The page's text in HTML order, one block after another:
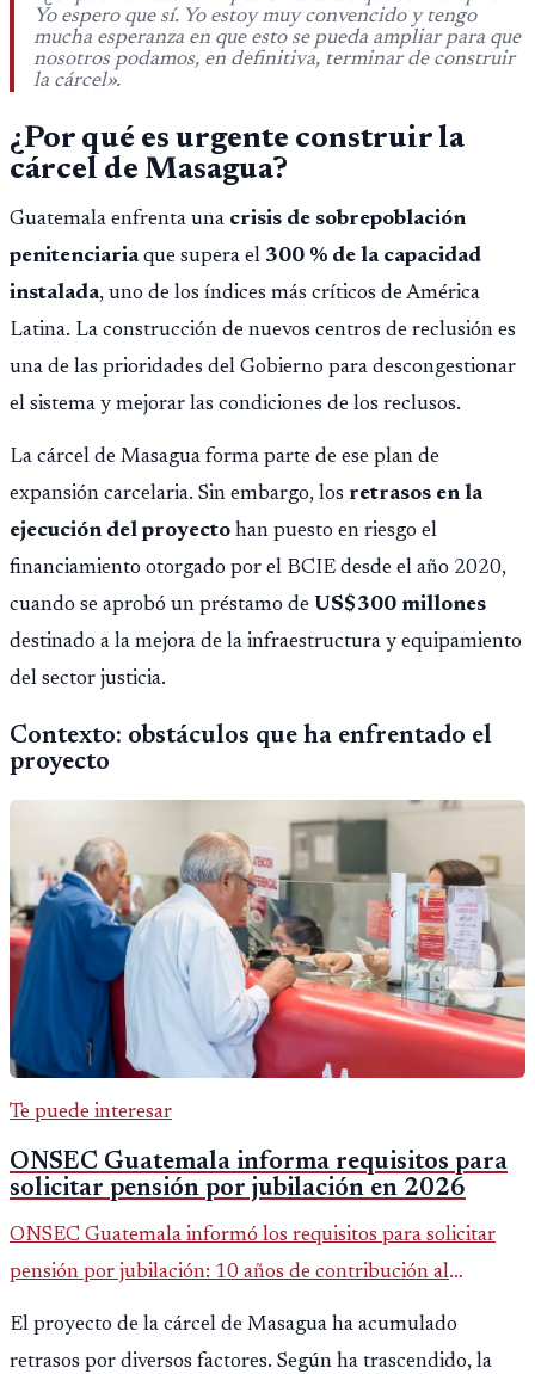
fallido con la administración anterior del Ministerio
Público.
Yo espero que sí. Yo estoy muy convencido y tengo
mucha esperanza en que esto se pueda ampliar para que
nosotros podamos, en definitiva, terminar de construir
la cárcel».
¿Por qué es urgente construir la
cárcel de Masagua?
Guatemala enfrenta una crisis de sobrepoblación
penitenciariaque supera el 300 % de la capacidad
instalada, uno de los índices más críticos de América
Latina. La construcción de nuevos centros de reclusión es
una de las prioridades del Gobierno para descongestionar
el sistema y mejorar las condiciones de los reclusos.
La cárcel de Masagua forma parte de ese plan de
expansión carcelaria. Sin embargo, los retrasos en la
ejecución del proyecto han puesto en riesgo el
financiamiento otorgado por el BCIE desde el año 2020,
cuando se aprobó un préstamo de US$300 millones
destinado a la mejora de la infraestructura y equipamiento
del sector justicia.
Contexto: obstáculos que ha enfrentado el
proyecto
Te puede interesar
ONSEC Guatemala informa requisitos para
solicitar pensión por jubilación en 2026
ONSEC Guatemala informó los requisitos para solicitar
pensión por jubilación: 10 años de contribución al
Montepío y 50 años de edad, o 20 años de servicio sin
importar edad.
El proyecto de la cárcel de Masagua ha acumulado
retrasos por diversos factores. Según ha trascendido, la